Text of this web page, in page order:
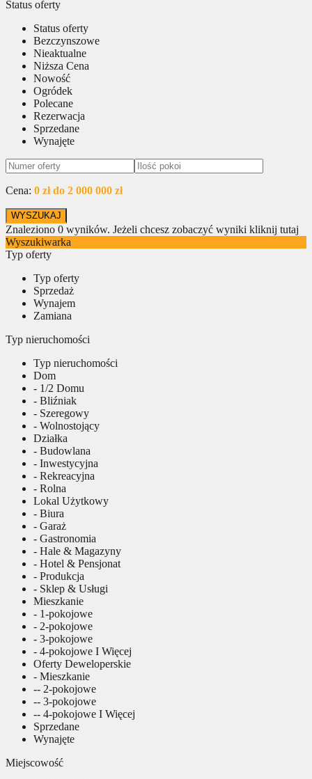
Status oferty
Status oferty
Bezczynszowe
Nieaktualne
Niższa Cena
Nowość
Ogródek
Polecane
Rezerwacja
Sprzedane
Wynajęte
Cena: 0 zł do 2 000 000 zł
Znaleziono 0 wyników. Jeżeli chcesz zobaczyć wyniki kliknij tutaj
Wyszukiwarka
Typ oferty
Typ oferty
Sprzedaż
Wynajem
Zamiana
Typ nieruchomości
Typ nieruchomości
Dom
- 1/2 Domu
- Bliźniak
- Szeregowy
- Wolnostojący
Działka
- Budowlana
- Inwestycyjna
- Rekreacyjna
- Rolna
Lokal Użytkowy
- Biura
- Garaż
- Gastronomia
- Hale & Magazyny
- Hotel & Pensjonat
- Produkcja
- Sklep & Usługi
Mieszkanie
- 1-pokojowe
- 2-pokojowe
- 3-pokojowe
- 4-pokojowe I Więcej
Oferty Deweloperskie
- Mieszkanie
-- 2-pokojowe
-- 3-pokojowe
-- 4-pokojowe I Więcej
Sprzedane
Wynajęte
Miejscowość